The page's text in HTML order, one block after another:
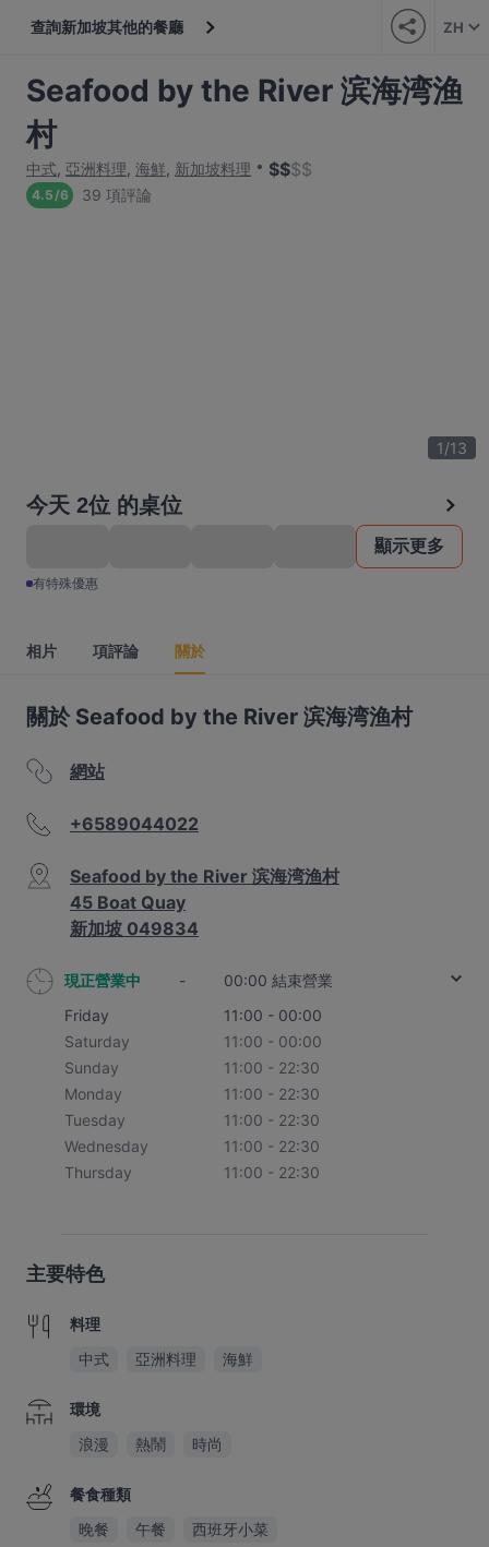
查詢新加坡其他的餐廳 ZH
Seafood by the River 滨海湾渔
村
中式, 亞洲料理, 海鮮, 新加坡料理 $$$$
4.5/6 39 項評論
1/13
今天 2位 的桌位
顯示更多
有特殊優惠
相片 項評論 關於
關於 Seafood by the River 滨海湾渔村
網站
+6589044022
Seafood by the River 滨海湾渔村
45 Boat Quay
新加坡 049834
現正營業中 -
00:00 結束營業
Friday
11:00 - 00:00
Saturday
11:00 - 00:00
Sunday
11:00 - 22:30
Monday
11:00 - 22:30
Tuesday
11:00 - 22:30
Wednesday
11:00 - 22:30
Thursday
11:00 - 22:30
主要特色
料理
中式
亞洲料理 海鮮
環境
浪漫
熱鬧 時尚
餐食種類
晚餐
午餐 西班牙小菜